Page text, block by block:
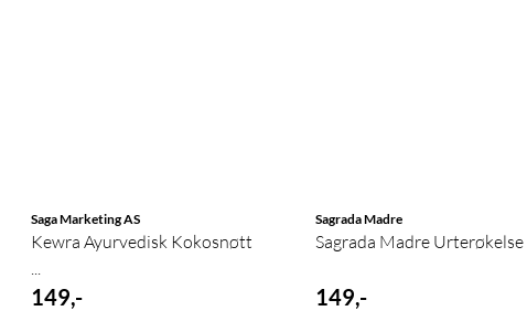
Saga Marketing AS
Kewra Ayurvedisk Kokosnøtt
149,-
Sagrada Madre
Sagrada Madre Urterøkelse ...
149,-